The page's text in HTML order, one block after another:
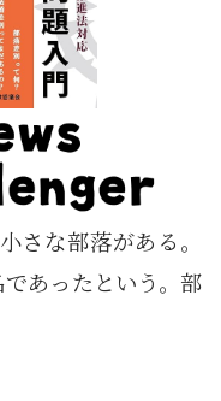
さな部落がある。
あったという。部